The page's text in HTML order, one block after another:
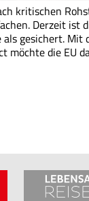
kritischen
Derzeit ist
als gesichert. Mit
möchte die EU